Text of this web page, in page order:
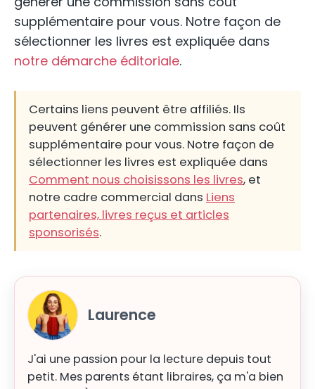
supplémentaire pour vous. Notre façon de
sélectionner les livres est expliquée dans
notre démarche éditoriale.
Certains liens peuvent être affiliés. Ils
peuvent générer une commission sans coût
supplémentaire pour vous. Notre façon de
sélectionner les livres est expliquée dans
Comment nous choisissons les livres, et
notre cadre commercial dans Liens
partenaires, livres reçus et articles
sponsorisés.
Laurence
J'ai une passion pour la lecture depuis tout
petit. Mes parents étant libraires, ça m'a bien